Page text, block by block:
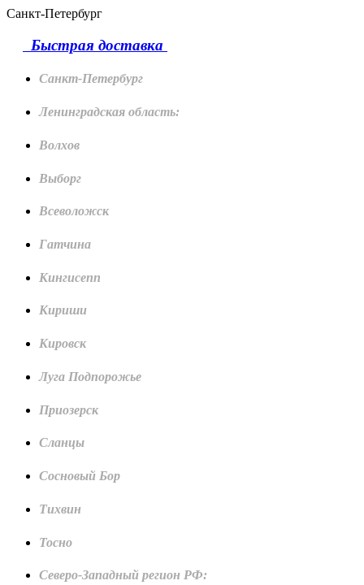
Санкт-Петербург
Быстрая доставка
Санкт-Петербург
Ленинградская область:
Волхов
Выборг
Всеволожск
Гатчина
Кингисепп
Кириши
Кировск
Луга Подпорожье
Приозерск
Сланцы
Сосновый Бор
Тихвин
Тосно
Северо-Западный регион РФ: